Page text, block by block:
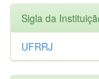
Sigla da
UFRRJ